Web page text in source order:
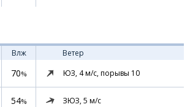
Влж
Ветер
70% ЮЗ, 4м/с, порывы 10
54% ЗЮЗ, 5 м/с